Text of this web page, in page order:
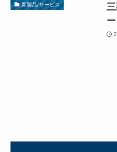
新製品/サービス